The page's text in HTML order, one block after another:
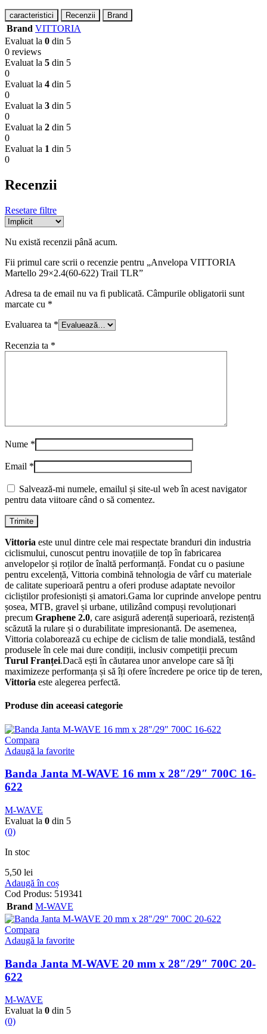
caracteristici Recenzii Brand
Brand VITTORIA
Evaluat la 0 din 5
0 reviews
Evaluat la 5 din 5
0
Evaluat la 4 din 5
0
Evaluat la 3 din 5
0
Evaluat la 2 din 5
0
Evaluat la 1 din 5
0
Recenzii
Resetare filtre
Nu există recenzii până acum.
Fii primul care scrii o recenzie pentru „Anvelopa VITTORIA
Martello 29×2.4(60-622) Trail TLR”
Adresa ta de email nu va fi publicată. Câmpurile obligatorii sunt
marcate cu *
Evaluarea ta *
Recenzia ta *
Nume *
Email *
Salvează-mi numele, emailul și site-ul web în acest navigator
pentru data viitoare când o să comentez.
Vittoria este unul dintre cele mai respectate branduri din industria
ciclismului, cunoscut pentru inovațiile de top în fabricarea
anvelopelor și roților de înaltă performanță. Fondat cu o pasiune
pentru excelență, Vittoria combină tehnologia de vârf cu materiale
de calitate superioară pentru a oferi produse adaptate nevoilor
cicliștilor profesioniști și amatori.Gama lor cuprinde anvelope pentru
șosea, MTB, gravel și urbane, utilizând compuși revoluționari
precum Graphene 2.0, care asigură aderență superioară, rezistență
scăzută la rulare și o durabilitate impresionantă. De asemenea,
Vittoria colaborează cu echipe de ciclism de talie mondială, testând
produsele în cele mai dure condiții, inclusiv competiții precum
Turul Franței.Dacă ești în căutarea unor anvelope care să îți
maximizeze performanța și să îți ofere încredere pe orice tip de teren,
Vittoria este alegerea perfectă.
Produse din aceeasi categorie
Compara
Adaugă la favorite
Banda Janta M-WAVE 16 mm x 28″/29″ 700C 16-
622
M-WAVE
Evaluat la 0 din 5
(0)
In stoc
5,50 lei
Adaugă în coș
Cod Produs: 519341
Brand M-WAVE
Compara
Adaugă la favorite
Banda Janta M-WAVE 20 mm x 28″/29″ 700C 20-
622
M-WAVE
Evaluat la 0 din 5
(0)